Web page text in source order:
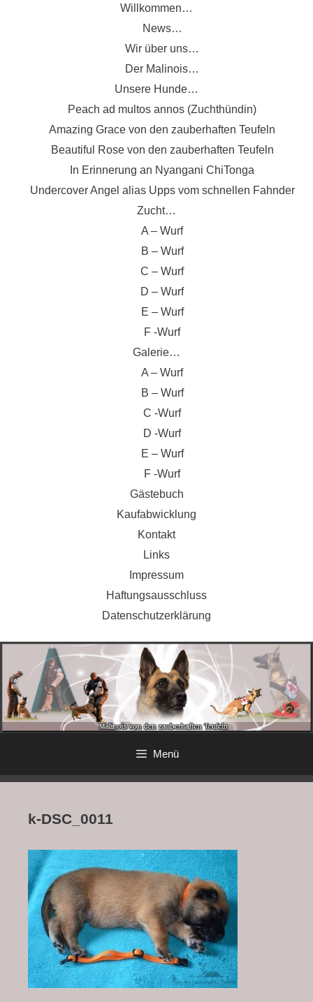
Willkommen…
News…
Wir über uns…
Der Malinois…
Unsere Hunde…
Peach ad multos annos (Zuchthündin)
Amazing Grace von den zauberhaften Teufeln
Beautiful Rose von den zauberhaften Teufeln
In Erinnerung an Nyangani ChiTonga
Undercover Angel alias Upps vom schnellen Fahnder
Zucht…
A – Wurf
B – Wurf
C – Wurf
D – Wurf
E – Wurf
F -Wurf
Galerie…
A – Wurf
B – Wurf
C -Wurf
D -Wurf
E – Wurf
F -Wurf
Gästebuch
Kaufabwicklung
Kontakt
Links
Impressum
Haftungsausschluss
Datenschutzerklärung
Menü
k-DSC_0011